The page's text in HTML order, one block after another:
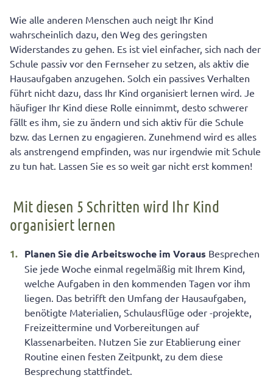
Wie alle anderen Menschen auch neigt Ihr Kind
wahrscheinlich dazu, den Weg des geringsten
Widerstandes zu gehen. Es ist viel einfacher, sich nach der
Schule passiv vor den Fernseher zu setzen, als aktiv die
Hausaufgaben anzugehen. Solch ein passives Verhalten
führt nicht dazu, dass Ihr Kind organisiert lernen wird. Je
häufiger Ihr Kind diese Rolle einnimmt, desto schwerer
fällt es ihm, sie zu ändern und sich aktiv für die Schule
bzw. das Lernen zu engagieren. Zunehmend wird es alles
als anstrengend empfinden, was nur irgendwie mit Schule
zu tun hat. Lassen Sie es so weit gar nicht erst kommen!
Mit diesen 5 Schritten wird Ihr Kind
organisiert lernen
Planen Sie die Arbeitswoche im Voraus Besprechen
Sie jede Woche einmal regelmäßig mit Ihrem Kind,
welche Aufgaben in den kommenden Tagen vor ihm
liegen. Das betrifft den Umfang der Hausaufgaben,
benötigte Materialien, Schulausflüge oder -projekte,
Freizeittermine und Vorbereitungen auf
Klassenarbeiten. Nutzen Sie zur Etablierung einer
Routine einen festen Zeitpunkt, zu dem diese
Besprechung stattfindet.